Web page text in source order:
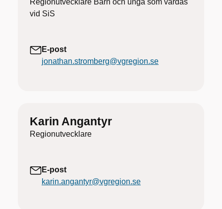
Regionutvecklare Barn och unga som vårdas
vid SiS
E-post
jonathan.stromberg@vgregion.se
Karin Angantyr
Regionutvecklare
E-post
karin.angantyr@vgregion.se